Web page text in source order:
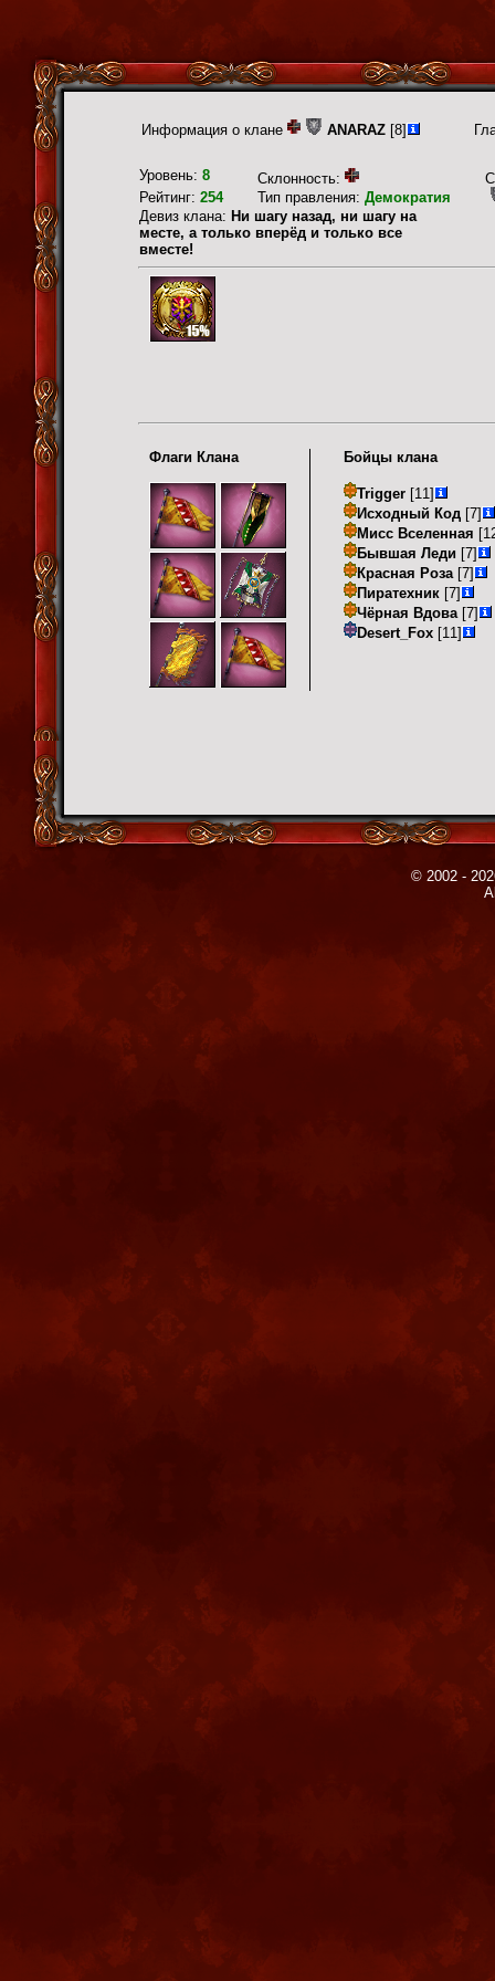
Информация о клане ANARAZ [8]
Уровень: 8 Склонность:
Рейтинг: 254 Тип правления: Демократия
Девиз клана: Ни шагу назад, ни шагу на
месте, а только вперёд и только все
вместе!
Флаги Клана Бойцы клана
Trigger [11]
Исходный Код [7]
Мисс Вселенная
Бывшая Леди [7]
Красная Роза [7]
Пиратехник [7]
Чёрная Вдова [7]
Desert_Fox [11]
© 2002 -